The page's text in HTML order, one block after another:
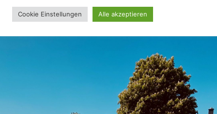
Cookie Einstellungen Alle akzeptieren